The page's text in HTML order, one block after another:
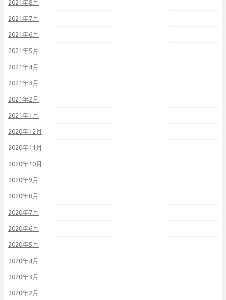
2021年8月
2021年7月
2021年6月
2021年5月
2021年4月
2021年3月
2021年2月
2021年1月
2020年12月
2020年11月
2020年10月
2020年9月
2020年8月
2020年7月
2020年6月
2020年5月
2020年4月
2020年3月
2020年2月